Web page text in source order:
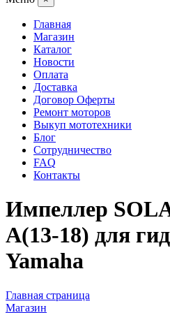
Главная
Магазин
Каталог
Новости
Оплата
Доставка
Договор Оферты
Ремонт моторов
Выкуп мототехники
Блог
Сотрудничество
FAQ
Контакты
Импеллер
A(13-18) для
Yamaha
Главная страница
Магазин